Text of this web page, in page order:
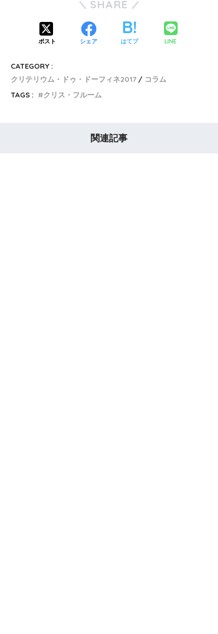
SHARE
ポスト シェア はてブ LINE
CATEGORY :
クリテリウム・ドゥ・ドーフィネ2017
コラム
TAGS :
クリス・フルーム
関連記事